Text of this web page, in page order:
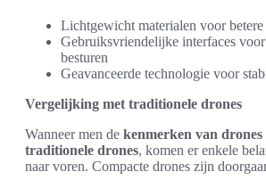
Lichtgewicht materialen voor
Gebruiksvriendelijke interfaces
besturen
Geavanceerde technologie voor
Vergelijking met traditionele drones
Wanneer men de kenmerken van drones
traditionele drones, komen er enkele
naar voren. Compacte drones zijn